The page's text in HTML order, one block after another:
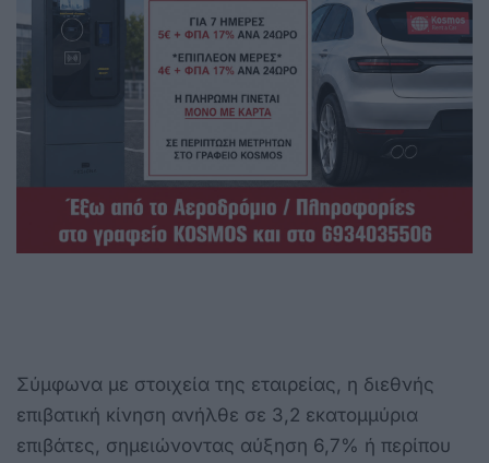
Σύμφωνα με στοιχεία της εταιρείας, η διεθνής
επιβατική κίνηση ανήλθε σε 3,2 εκατομμύρια
επιβάτες, σημειώνοντας αύξηση 6,7% ή περίπου